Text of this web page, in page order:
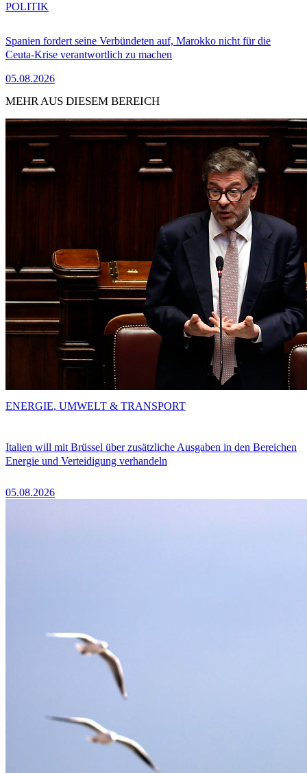
Spanien fordert seine Verbündeten auf, Marokko nicht für die
Ceuta-Krise verantwortlich zu machen
05.08.2026
POLITIK
MEHR AUS DIESEM BEREICH
Italien will mit Brüssel über zusätzliche Ausgaben in den Bereichen
Energie und Verteidigung verhandeln
05.08.2026
ENERGIE, UMWELT & TRANSPORT